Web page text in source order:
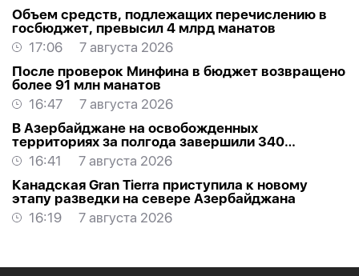
Объем средств, подлежащих перечислению в
госбюджет, превысил 4 млрд манатов
17:06
7 августа 2026
После проверок Минфина в бюджет возвращено
более 91 млн манатов
16:47
7 августа 2026
В Азербайджане на освобожденных
территориях за полгода завершили 340
проектов
16:41
7 августа 2026
Канадская Gran Tierra приступила к новому
этапу разведки на севере Азербайджана
16:19
7 августа 2026